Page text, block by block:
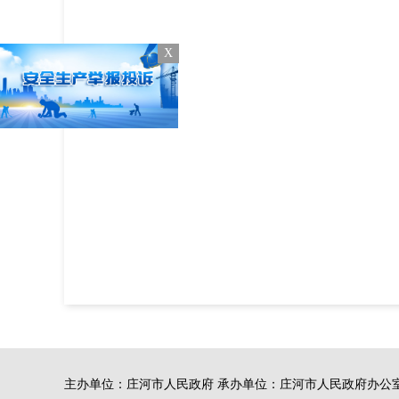
X
主办单位：庄河市人民政府 承办单位：庄河市人民政府办公